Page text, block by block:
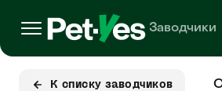
Заводчики
К списку заводчиков